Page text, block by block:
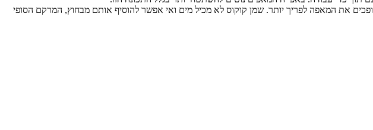
זעירים שהופכים את המאפה לפריך יותר. שמן קוקוס לא מכיל מים ואי אפשר להוסיף אותם מבחוץ, המרקם הסופי